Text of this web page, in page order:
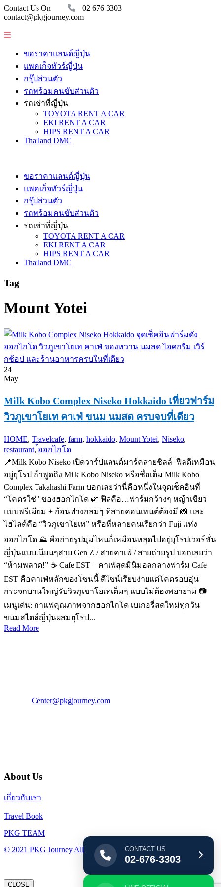
Contact Us On
02 676 3303
contact@pkgjourney.com
ขอราคาแลนด์ญี่ปุ่น
แพคเก็จทัวร์ญี่ปุ่น
กรุ๊ปส่วนตัว
รถพร้อมคนขับส่วนตัว
รถเช่าที่ญี่ปุ่น
TOYOTA RENT A CAR
EKI RENT A CAR
HIPS RENT A CAR
Thailand DMC
ขอราคาแลนด์ญี่ปุ่น
แพคเก็จทัวร์ญี่ปุ่น
กรุ๊ปส่วนตัว
รถพร้อมคนขับส่วนตัว
รถเช่าที่ญี่ปุ่น
TOYOTA RENT A CAR
EKI RENT A CAR
HIPS RENT A CAR
Thailand DMC
Tag
Mount Yotei
24
May
Milk Kobo Complex Niseko Hokkaido เที่ยวฟาร์ม
วิวภูเขาโยเท คาเฟ่ ขนม นมสด ครบจบที่เดียว
HOME, Travelcafe, farm, hokkaido, Mount Yotei, Niseko,
restaurant, ้ฮอกไกโด
📍Milk Kobo Niseko เปิดวาร์ปแลนด์มาร์คสายชิลล์ ฟีลดีเหมือน
อยู่ยุโรป ถ้าพูดถึง Milk Kobo Niseko หรือชื่อเต็ม Milk Kobo
Complex Takahashi Farm บอกเลยว่านี่คือหนึ่งในจุดเช็คอินที่
“โคตรใช่” ของฮอกไกโด 🌿 ฟีลคือ…ฟาร์มกว้างๆ หญ้าเขียว
แบบพรีเมียม + ก้อนฟางกลมๆ ที่สายคอนเทนต์ต้องมี 📸 และ
ไฮไลต์คือ “วิวภูเขาโยเท” หรือที่หลายคนเรียกว่า Fuji แห่ง
ฮอกไกโด ⛰️ คือถ่ายรูปมุมไหนก็เหมือนหลุดไปอยู่ยุโรปเวอร์ชั่น
ญี่ปุ่นแบบเนียนๆสาย Gen Z / สายคาเฟ่ / สายถ่ายรูป บอกเลยว่า
“ห้ามพลาด!” ☕ Cafe EST – คาเฟ่สุดมินิมอลกลางฟาร์ม Cafe
EST คือคาเฟ่หลักของโซนนี้ ดีไซน์เรียบง่ายแต่โคตรอบอุ่น
กระจกบานใหญ่รับวิวภูเขาโยเทเต็มๆ แบบไม่ต้องพยายาม 📷
เมนูเด่น: กาแฟคุณภาพจากฮอกไกโด เบเกอรี่สดใหม่ทุกวัน
ขนมสไตล์ญี่ปุ่นผสมยุโรป...
Read More
Center@pkgjourney.com
About Us
เกี่ยวกับเรา
Travel Book
PKG TEAM
© 2021 PKG Journey All Rights Reserved.CONTACT US
02-676-3303
CLOSE